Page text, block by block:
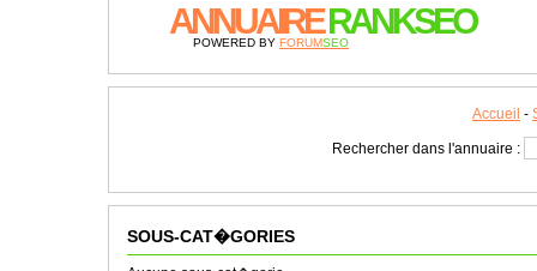
ANNUAIRERANKSEO
POWERED BY FORUMSEO
Accueil -
Rechercher dans l'annuaire :
SOUS-CAT�GORIES